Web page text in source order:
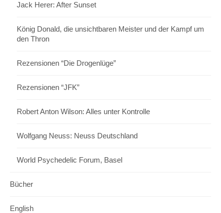
Jack Herer: After Sunset
König Donald, die unsichtbaren Meister und der Kampf um
den Thron
Rezensionen “Die Drogenlüge”
Rezensionen “JFK”
Robert Anton Wilson: Alles unter Kontrolle
Wolfgang Neuss: Neuss Deutschland
World Psychedelic Forum, Basel
Bücher
English